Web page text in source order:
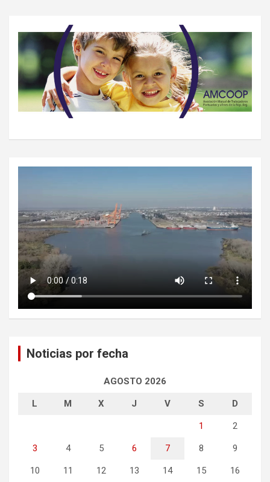
Noticias por fecha
AGOSTO 2026
L M X J V S D
1 2
3 4 5 6 7 8 9
10 11 12 13 14 15 16